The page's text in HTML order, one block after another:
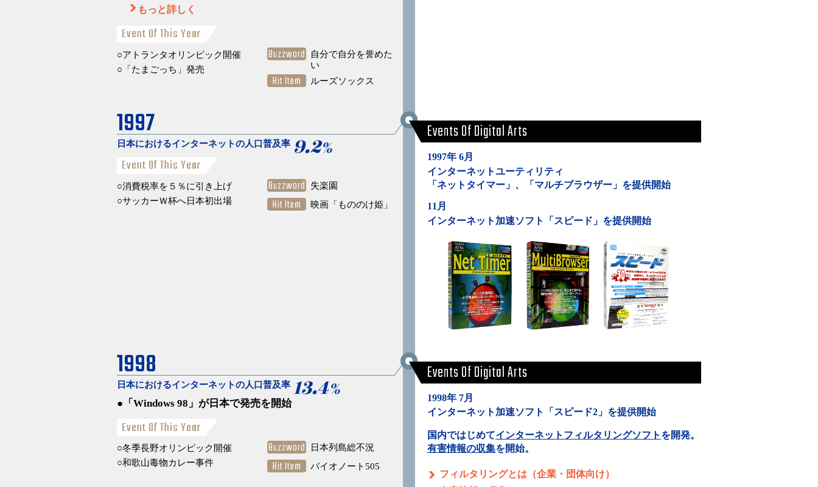
もっと詳しく
Event Of This Year
アトランタオリンピック開催
「たまごっち」発売
Buzzword
自分で自分を誉めた
い
Hit Item ルーズソックス
1997
日本におけるインターネットの人口普及率 9.2%
Event Of This Year
消費税率を５％に引き上げ
サッカーＷ杯へ日本初出場
Buzzword 失楽園
Hit Item 映画「もののけ姫」
Events Of Digital Arts
1997年 6月
インターネットユーティリティ
「ネットタイマー」、「マルチブラウザー」を提供開始
11月
インターネット加速ソフト「スピード」を提供開始
1998
日本におけるインターネットの人口普及率 13.4%
「Windows 98」が日本で発売を開始
Event Of This Year
冬季長野オリンピック開催
和歌山毒物カレー事件
Buzzword 日本列島総不況
Hit Item バイオノート505
Events Of Digital Arts
1998年 7月
インターネット加速ソフト「スピード2」を提供開始
国内ではじめてインターネットフィルタリングソフト を開発。
有害情報の収集を開始。
フィルタリングとは（企業・団体向け）